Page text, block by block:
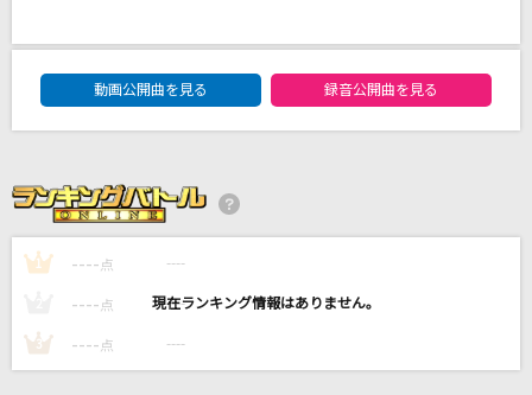
ア・プリオリ
河辺千恵子
SAKURAスキップ
fourfolium(高田憂希/山口愛/戸田めぐみ/竹尾歩美)
ノーダウト
DAM★ともボーカルエントリーランキング
動画公開曲を見る
録音公開曲を見る
1 ---- 点 ----
---- 点 ----
3 ---- 点 ----